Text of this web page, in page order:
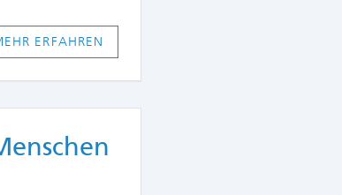
ERFAHREN